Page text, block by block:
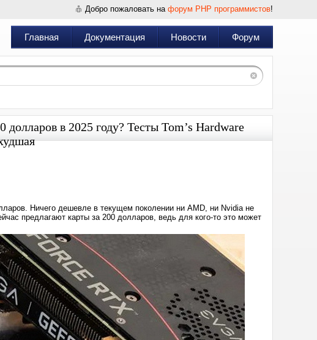
Добро пожаловать на форум PHP программистов!
Главная Документация Новости Форум
в 2025 году? Тесты Tom’s Hardware
Ничего дешевле в текущем поколении ни AMD, ни Nvidia не
предлагают карты за 200 долларов, ведь для кого-то это может